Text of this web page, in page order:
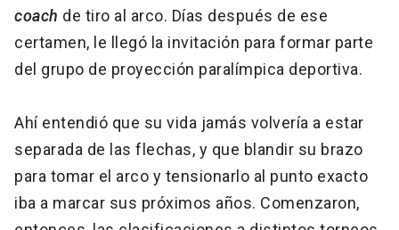
coach de tiro al arco. Días después de ese
certamen, le llegó la invitación para formar parte
del grupo de proyección paralímpica deportiva.
Ahí entendió que su vida jamás volvería a estar
separada de las flechas, y que blandir su brazo
para tomar el arco y tensionarlo al punto exacto
iba a marcar sus próximos años. Comenzaron,